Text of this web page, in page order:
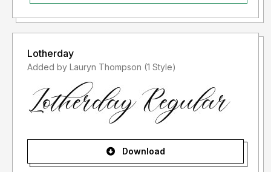
Lotherday
Added by Lauryn Thompson (1 Style)
Download